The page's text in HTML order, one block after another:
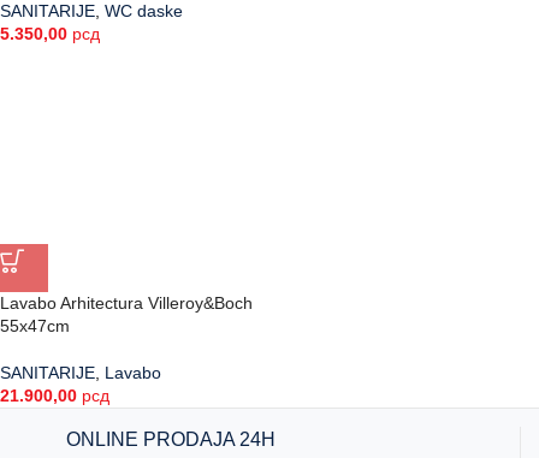
SANITARIJE WC daske
5.350,00 рсд
Lavabo Arhitectura Villeroy&Boch
55x47cm
SANITARIJE Lavabo
21.900,00 рсд
ONLINE PRODAJA 24H